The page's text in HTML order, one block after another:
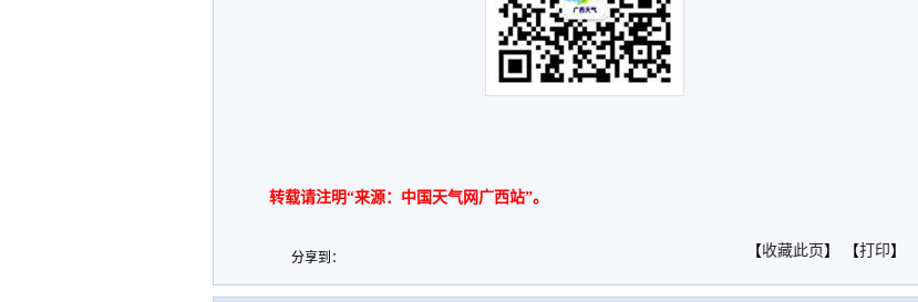
转载请注明“来源：中国天气网广西站”。
分享到： 【收藏此页 】 【打印】